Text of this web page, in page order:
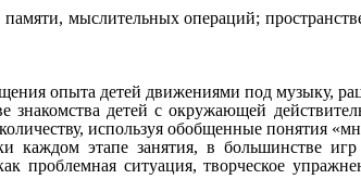
мыслительных операций;
опыта детей движениями под музыку,
знакомства детей с окружающей
используя обобщенные понятия
каждом этапе занятия, в большинстве
проблемная ситуация, творческое